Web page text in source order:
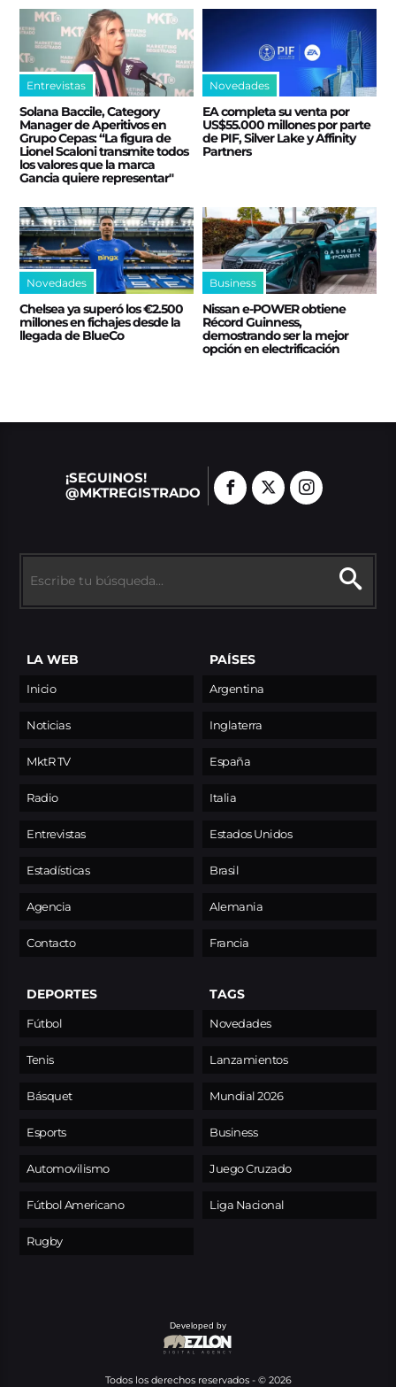
Entrevistas
Solana Baccile, Category
Manager de Aperitivos en
Grupo Cepas: “La figura de
Lionel Scaloni transmite todos
los valores que la marca
Gancia quiere representar"
Novedades
EA completa su venta por
US$55.000 millones por parte
de PIF, Silver Lake y Affinity
Partners
Novedades
Chelsea ya superó los €2.500
millones en fichajes desde la
llegada de BlueCo
Business
Nissan e‑POWER obtiene
Récord Guinness,
demostrando ser la mejor
opción en electrificación
¡SEGUINOS!
@MKTREGISTRADO
LA WEB
Inicio
Noticias
MktR TV
Radio
Entrevistas
Estadísticas
Agencia
Contacto
PAÍSES
Argentina
Inglaterra
España
Italia
Estados Unidos
Brasil
Alemania
Francia
DEPORTES
Fútbol
Tenis
Básquet
Esports
Automovilismo
Fútbol Americano
Rugby
TAGS
Novedades
Lanzamientos
Mundial 2026
Business
Juego Cruzado
Liga Nacional
Developed by
Todos los derechos reservados - © 2026